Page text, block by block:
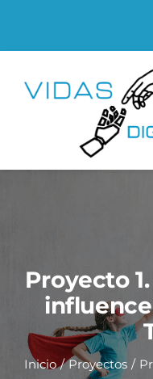
INICIO
Proyectos
Recursos
Proyecto
Inicio Proyectos